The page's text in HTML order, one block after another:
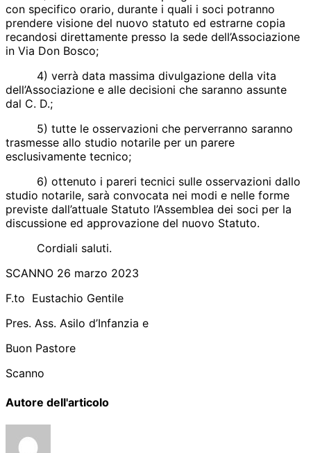
con specifico orario, durante i quali i soci potranno
prendere visione del nuovo statuto ed estrarne copia
recandosi direttamente presso la sede dell’Associazione
in Via Don Bosco;
4) verrà data massima divulgazione della vita
dell’Associazione e alle decisioni che saranno assunte
dal C. D.;
5) tutte le osservazioni che perverranno saranno
trasmesse allo studio notarile per un parere
esclusivamente tecnico;
6) ottenuto i pareri tecnici sulle osservazioni dallo
studio notarile, sarà convocata nei modi e nelle forme
previste dall’attuale Statuto l’Assemblea dei soci per la
discussione ed approvazione del nuovo Statuto.
Cordiali saluti.
SCANNO 26 marzo 2023
F.to Eustachio Gentile
Pres. Ass. Asilo d’Infanzia e
Buon Pastore
Scanno
Autore dell'articolo